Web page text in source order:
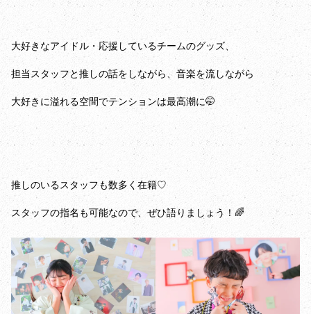
大好きなアイドル・応援しているチームのグッズ、
担当スタッフと推しの話をしながら、音楽を流しながら
大好きに溢れる空間でテンションは最高潮に🤭
推しのいるスタッフも数多く在籍♡
スタッフの指名も可能なので、ぜひ語りましょう！🌈